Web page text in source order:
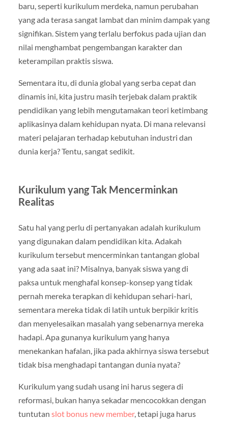
baru, seperti kurikulum merdeka, namun perubahan
yang ada terasa sangat lambat dan minim dampak yang
signifikan. Sistem yang terlalu berfokus pada ujian dan
nilai menghambat pengembangan karakter dan
keterampilan praktis siswa.
Sementara itu, di dunia global yang serba cepat dan
dinamis ini, kita justru masih terjebak dalam praktik
pendidikan yang lebih mengutamakan teori ketimbang
aplikasinya dalam kehidupan nyata. Di mana relevansi
materi pelajaran terhadap kebutuhan industri dan
dunia kerja? Tentu, sangat sedikit.
Kurikulum yang Tak Mencerminkan
Realitas
Satu hal yang perlu di pertanyakan adalah kurikulum
yang digunakan dalam pendidikan kita. Adakah
kurikulum tersebut mencerminkan tantangan global
yang ada saat ini? Misalnya, banyak siswa yang di
paksa untuk menghafal konsep-konsep yang tidak
pernah mereka terapkan di kehidupan sehari-hari,
sementara mereka tidak di latih untuk berpikir kritis
dan menyelesaikan masalah yang sebenarnya mereka
hadapi. Apa gunanya kurikulum yang hanya
menekankan hafalan, jika pada akhirnya siswa tersebut
tidak bisa menghadapi tantangan dunia nyata?
Kurikulum yang sudah usang ini harus segera di
reformasi, bukan hanya sekadar mencocokkan dengan
tuntutan slot bonus new member, tetapi juga harus